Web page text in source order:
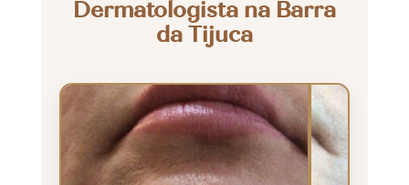
Dermatologista na Barra
da Tijuca